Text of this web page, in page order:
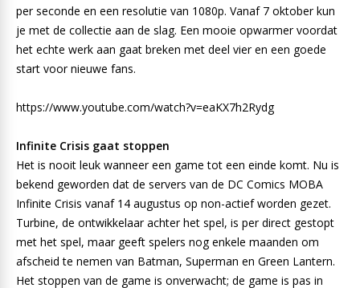
per seconde en een resolutie van 1080p. Vanaf 7 oktober kun
je met de collectie aan de slag. Een mooie opwarmer voordat
het echte werk aan gaat breken met deel vier en een goede
start voor nieuwe fans.
https://www.youtube.com/watch?v=eaKX7h2Rydg
Infinite Crisis gaat stoppen
Het is nooit leuk wanneer een game tot een einde komt. Nu is
bekend geworden dat de servers van de DC Comics MOBA
Infinite Crisis vanaf 14 augustus op non-actief worden gezet.
Turbine, de ontwikkelaar achter het spel, is per direct gestopt
met het spel, maar geeft spelers nog enkele maanden om
afscheid te nemen van Batman, Superman en Green Lantern.
Het stoppen van de game is onverwacht; de game is pas in